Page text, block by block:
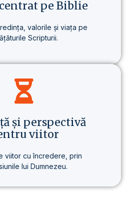
pe Biblie
valorile și viața pe
Scripturii.
învățăturilor noastre este
clar, consecvent și pe
fiecăruia.
și perspectivă
viitor
viitor cu încredere, prin
lui Dumnezeu.